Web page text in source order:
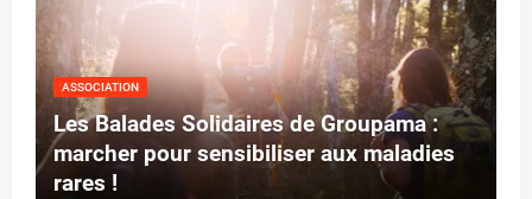
ASSOCIATION
Les Balades Solidaires de Groupama :
marcher pour sensibiliser aux maladies
rares !